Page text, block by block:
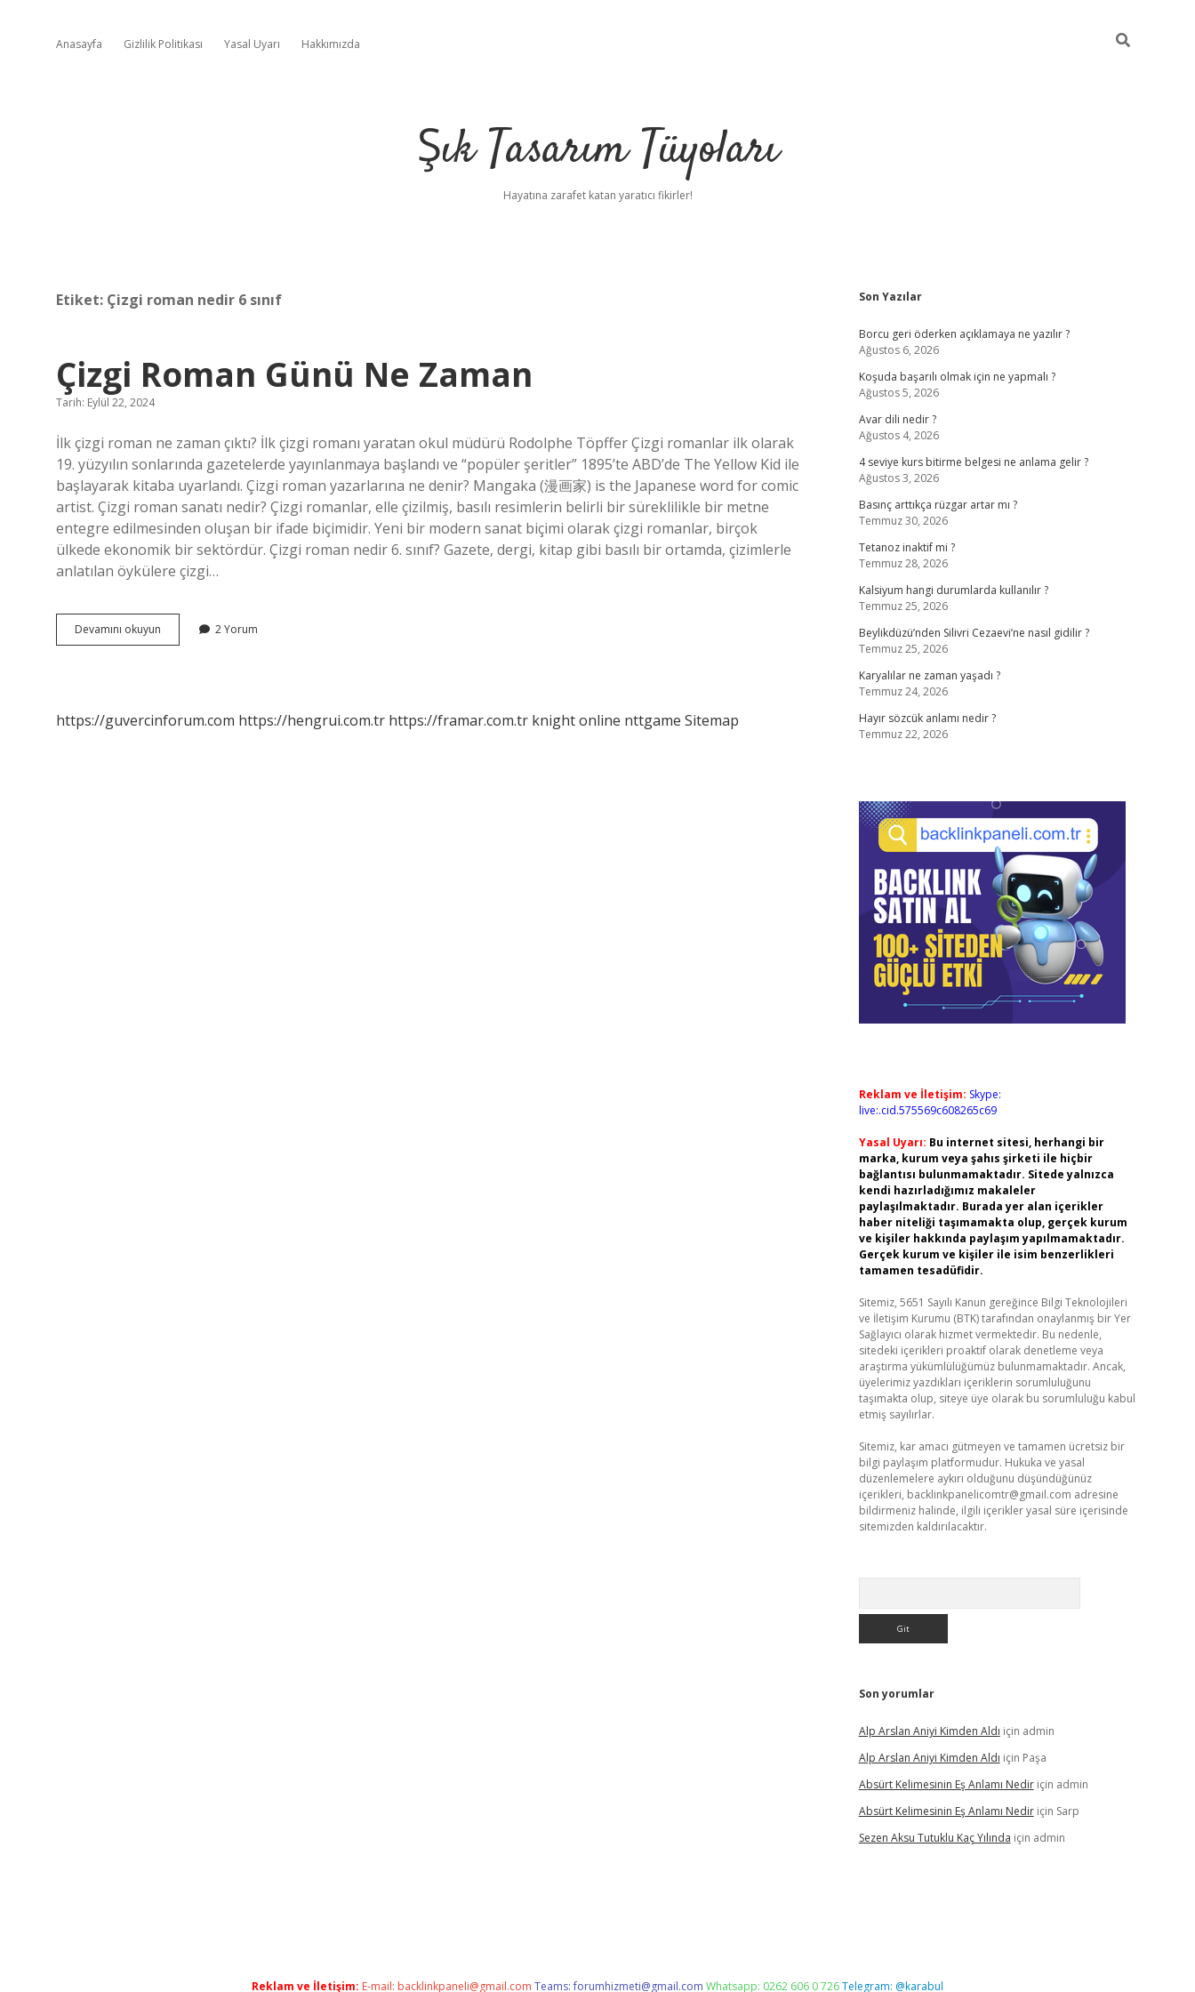
Anasayfa Gizlilik Politikası Yasal Uyarı Hakkımızda
Şık Tasarım Tüyoları
Hayatına zarafet katan yaratıcı fikirler!
Etiket: Çizgi roman nedir 6 sınıf
Çizgi Roman Günü Ne Zaman
Tarih: Eylül 22, 2024
İlk çizgi roman ne zaman çıktı? İlk çizgi romanı yaratan okul müdürü Rodolphe Töpffer Çizgi romanlar ilk olarak
19. yüzyılın sonlarında gazetelerde yayınlanmaya başlandı ve “popüler şeritler” 1895’te ABD’de The Yellow Kid ile
başlayarak kitaba uyarlandı. Çizgi roman yazarlarına ne denir? Mangaka (漫画家) is the Japanese word for comic
artist. Çizgi roman sanatı nedir? Çizgi romanlar, elle çizilmiş, basılı resimlerin belirli bir süreklilikle bir metne
entegre edilmesinden oluşan bir ifade biçimidir. Yeni bir modern sanat biçimi olarak çizgi romanlar, birçok
ülkede ekonomik bir sektördür. Çizgi roman nedir 6. sınıf? Gazete, dergi, kitap gibi basılı bir ortamda, çizimlerle
anlatılan öykülere çizgi…
Devamını okuyun
Roman
2 Yorum
https://guvercinforum.com https://hengrui.com.tr https://framar.com.tr knight online nttgame Sitemap
Sidebar
Son Yazılar
Borcu geri öderken açıklamaya ne yazılır ?
Ağustos 6, 2026
Koşuda başarılı olmak için ne yapmalı ?
Ağustos 5, 2026
Avar dili nedir ?
Ağustos 4, 2026
4 seviye kurs bitirme belgesi ne anlama gelir ?
Ağustos 3, 2026
Basınç arttıkça rüzgar artar mı ?
Temmuz 30, 2026
Tetanoz inaktif mi ?
Temmuz 28, 2026
Kalsiyum hangi durumlarda kullanılır ?
Temmuz 25, 2026
Beylikdüzü’nden Silivri Cezaevi’ne nasıl gidilir ?
Temmuz 25, 2026
Karyalılar ne zaman yaşadı ?
Temmuz 24, 2026
Hayır sözcük anlamı nedir ?
Temmuz 22, 2026
Reklam ve İletişim: Skype:
live:.cid.575569c608265c69
Yasal Uyarı: Bu internet sitesi, herhangi bir
marka, kurum veya şahıs şirketi ile hiçbir
bağlantısı bulunmamaktadır. Sitede yalnızca
kendi hazırladığımız makaleler
paylaşılmaktadır. Burada yer alan içerikler
haber niteliği taşımamakta olup, gerçek kurum
ve kişiler hakkında paylaşım yapılmamaktadır.
Gerçek kurum ve kişiler ile isim benzerlikleri
tamamen tesadüfidir.
Sitemiz, 5651 Sayılı Kanun gereğince Bilgi Teknolojileri
ve İletişim Kurumu (BTK) tarafından onaylanmış bir Yer
Sağlayıcı olarak hizmet vermektedir. Bu nedenle,
sitedeki içerikleri proaktif olarak denetleme veya
araştırma yükümlülüğümüz bulunmamaktadır. Ancak,
üyelerimiz yazdıkları içeriklerin sorumluluğunu
taşımakta olup, siteye üye olarak bu sorumluluğu kabul
etmiş sayılırlar.
Sitemiz, kar amacı gütmeyen ve tamamen ücretsiz bir
bilgi paylaşım platformudur. Hukuka ve yasal
düzenlemelere aykırı olduğunu düşündüğünüz
içerikleri, backlinkpanelicomtr@gmail.com adresine
bildirmeniz halinde, ilgili içerikler yasal süre içerisinde
sitemizden kaldırılacaktır.
Son yorumlar
Alp Arslan Aniyi Kimden Aldı için admin
Alp Arslan Aniyi Kimden Aldı için Paşa
Absürt Kelimesinin Eş Anlamı Nediriçin admin
Absürt Kelimesinin Eş Anlamı Nediriçin Sarp
Sezen Aksu Tutuklu Kaç Yılında için admin
Reklam ve İletişim: E-mail: backlinkpaneli@gmail.com Teams:forumhizmeti@gmail.com Whatsapp: 0262 606 0 726Telegram: @karabul